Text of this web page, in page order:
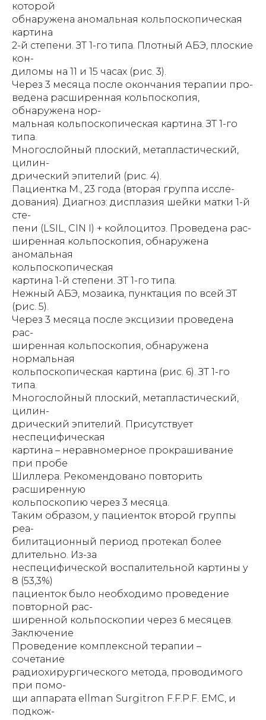
которой
обнаружена аномальная кольпоскопическая
картина
2-й степени. ЗТ 1-го типа. Плотный АБЭ, плоские
кон-
диломы на 11 и 15 часах (рис. 3).
Через 3 месяца после окончания терапии про-
ведена расширенная кольпоскопия,
обнаружена нор-
мальная кольпоскопическая картина. ЗТ 1-го
типа.
Многослойный плоский, метапластический,
цилин-
дрический эпителий (рис. 4).
Пациентка М., 23 года (вторая группа иссле-
дования). Диагноз: дисплазия шейки матки 1-й
сте-
пени (LSIL, CIN I) + койлоцитоз. Проведена рас-
ширенная кольпоскопия, обнаружена
аномальная
кольпоскопическая
картина 1-й степени. ЗТ 1-го типа.
Нежный АБЭ, мозаика, пунктация по всей ЗТ
(рис. 5).
Через 3 месяца после эксцизии проведена
рас-
ширенная кольпоскопия, обнаружена
нормальная
кольпоскопическая картина (рис. 6). ЗТ 1-го
типа.
Многослойный плоский, метапластический,
цилин-
дрический эпителий. Присутствует
неспецифическая
картина – неравномерное прокрашивание
при пробе
Шиллера. Рекомендовано повторить
расширенную
кольпоскопию через 3 месяца.
Таким образом, у пациенток второй группы
реа-
билитационный период протекал более
длительно. Из-за
неспецифической воспалительной картины у
8 (53,3%)
пациенток было необходимо проведение
повторной рас-
ширенной кольпоскопии через 6 месяцев.
Заключение
Проведение комплексной терапии –
сочетание
радиохирургического метода, проводимого
при помо-
щи аппарата ellman Surgitron F.F.P.F. EMC, и
подкож-